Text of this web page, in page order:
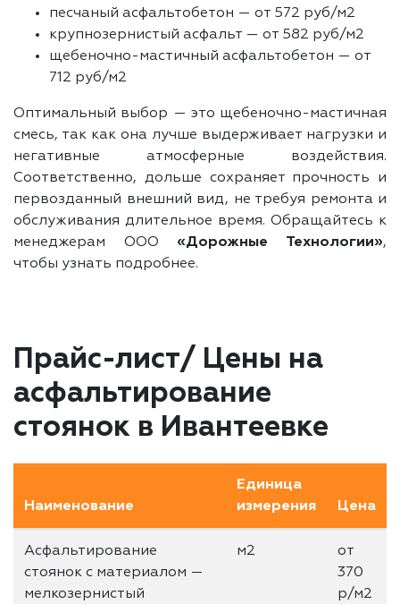
песчаный асфальтобетон — от 572 руб/м2
крупнозернистый асфальт — от 582 руб/м2
щебеночно-мастичный асфальтобетон — от
712 руб/м2
Оптимальный выбор — это щебеночно-мастичная
смесь, так как она лучше выдерживает нагрузки и
негативные атмосферные воздействия.
Соответственно, дольше сохраняет прочность и
первозданный внешний вид, не требуя ремонта и
обслуживания длительное время. Обращайтесь к
менеджерам ООО «Дорожные Технологии»,
чтобы узнать подробнее.
Прайс-лист/ Цены на
асфальтирование
стоянок в Ивантеевке
Наименование
Единица
измерения
Цена
Асфальтирование
стоянок с материалом —
мелкозернистый
м2
от
370
р/м2